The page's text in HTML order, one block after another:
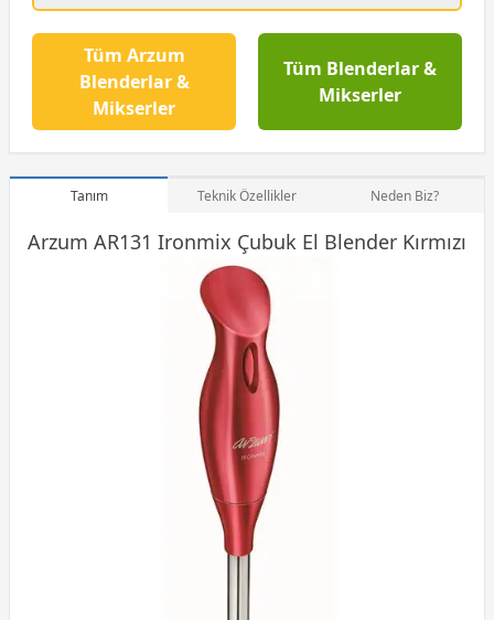
Tüm Arzum
Blenderlar &
Mikserler
Tüm Blenderlar &
Mikserler
Tanım Teknik Özellikler Neden Biz?
Arzum AR131 Ironmix Çubuk El Blender Kırmızı